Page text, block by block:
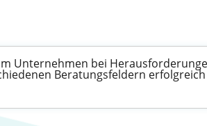
Unternehmen bei
Beratungsfeldern